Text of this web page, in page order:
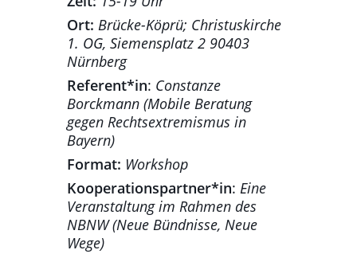
Ort: Brücke-Köprü; Christuskirche
1. OG, Siemensplatz 2 90403
Nürnberg
Referent*in: Constanze
Borckmann (Mobile Beratung
gegen Rechtsextremismus in
Bayern)
Format: Workshop
Kooperationspartner*in: Eine
Veranstaltung im Rahmen des
NBNW (Neue Bündnisse, Neue
Wege)